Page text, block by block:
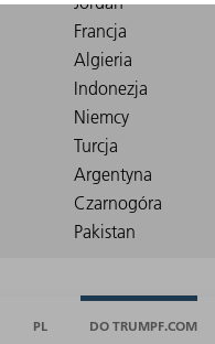
PL DO TRUMPF.COM